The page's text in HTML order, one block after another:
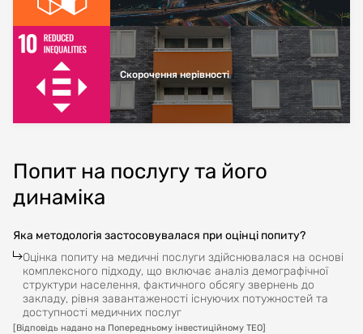
Скорочення нерівності
Попит на послугу та його
динаміка
Яка методологія застосовувалася при оцінці попиту?
Оцінка попиту на медичні послуги здійснювалася на основі
комплексного підходу, що включає аналіз демографічної
структури населення, фактичного обсягу звернень до
закладу, рівня завантаженості існуючих потужностей та
доступності медичних послуг
[Відповідь надано на Попередньому інвестиційному ТЕО]